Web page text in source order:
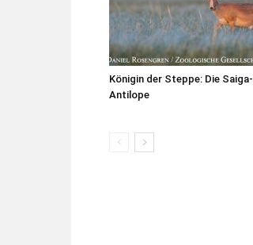
Königin der Steppe: Die Saiga-
Antilope